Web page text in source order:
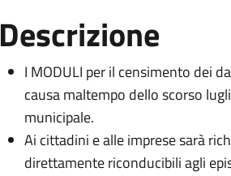
Descrizione
I MODULI per il censimento dei
causa maltempo dello scorso
municipale.
Ai cittadini e alle imprese sarà
direttamente riconducibili agli